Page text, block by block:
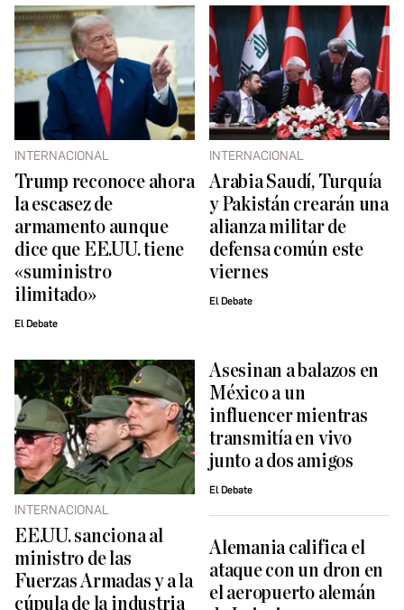
INTERNACIONAL
Trump reconoce ahora
la escasez de
armamento aunque
dice que EE.UU. tiene
«suministro
ilimitado»
El Debate
INTERNACIONAL
Arabia Saudí, Turquía
y Pakistán crearán una
alianza militar de
defensa común este
viernes
El Debate
INTERNACIONAL
EE.UU. sanciona al
ministro de las
Fuerzas Armadas y a la
cúpula de la industria
Asesinan a balazos en
México a un
influencer mientras
transmitía en vivo
junto a dos amigos
El Debate
Alemania califica el
ataque con un dron en
el aeropuerto alemán